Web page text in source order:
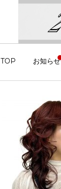
TOP お知らせ